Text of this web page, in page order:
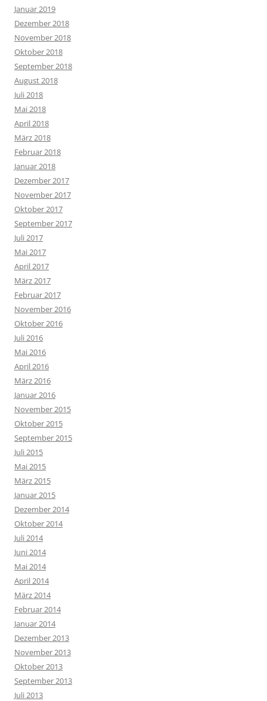
Januar 2019
Dezember 2018
November 2018
Oktober 2018
September 2018
August 2018
Juli 2018
Mai 2018
April 2018
März 2018
Februar 2018
Januar 2018
Dezember 2017
November 2017
Oktober 2017
September 2017
Juli 2017
Mai 2017
April 2017
März 2017
Februar 2017
November 2016
Oktober 2016
Juli 2016
Mai 2016
April 2016
März 2016
Januar 2016
November 2015
Oktober 2015
September 2015
Juli 2015
Mai 2015
März 2015
Januar 2015
Dezember 2014
Oktober 2014
Juli 2014
Juni 2014
Mai 2014
April 2014
März 2014
Februar 2014
Januar 2014
Dezember 2013
November 2013
Oktober 2013
September 2013
Juli 2013